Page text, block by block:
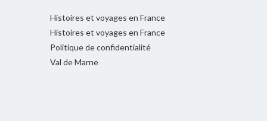
Histoires et voyages en France
Histoires et voyages en France
Politique de confidentialité
Val de Marne